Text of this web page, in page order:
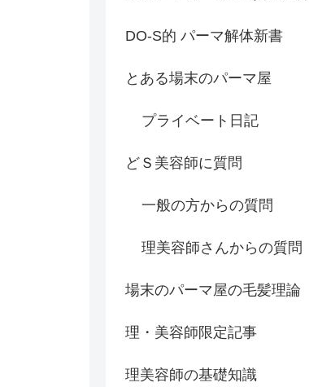
DO-S的 パーマ解体新書
とある場末のパーマ屋
プライベート日記
どＳ美容師に質問
一般の方からの質問
理美容師さんからの質問
場末のパーマ屋の毛髪理論
理・美容師限定記事
理美容師の基礎知識